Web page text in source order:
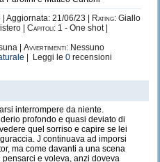
Aggiornata: 21/06/23 | Rating: Giallo
| Capitoli: 1 - One shot |
| Avvertimenti: Nessuno
| Leggi le 0 recensioni
interrompere da niente.
profondo e quasi deviato di
quel sorriso e capire se lei
J continuava ad imporsi
ma come davanti a una scena
e voleva, anzi doveva